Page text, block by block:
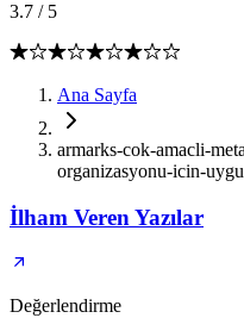
3.7 / 5
Ana Sayfa
armarks-cok-amacli-
organizasyonu-icin-
İlham Veren Yazılar
Değerlendirme